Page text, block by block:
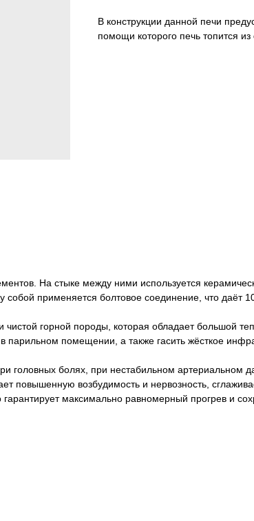
В конструкции данной печи
помощи которого печь топится
На стыке между ними используется
применяется болтовое соединение, что даёт
чистой горной породы, которая обладает большой
парильном помещении, а также гасить жёсткое
головных болях, при нестабильном артериальном
повышенную возбудимость и нервозность,
максимально равномерный прогрев и